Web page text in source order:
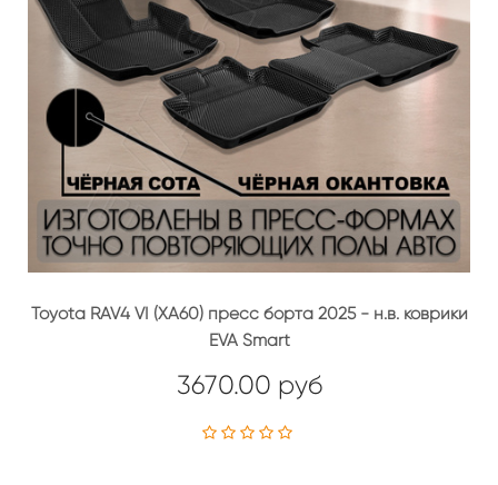
Toyota RAV4 VI (XA60) пресс борта 2025 - н.в. коврики
EVA Smart
3670.00 руб